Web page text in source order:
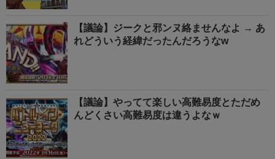
【議論】ジークと邪ンヌ絡ませんなよ → あ
れどういう経緯だったんだろうなw
【議論】やってて楽しい高難易度とただめ
んどくさい高難易度は違うよなｗ